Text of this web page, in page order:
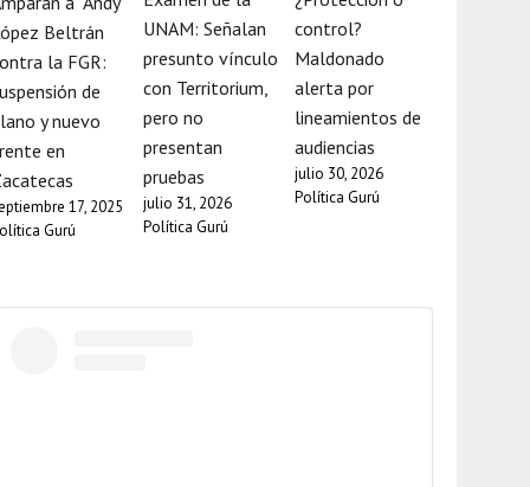
Beltrán
la FGR:
de
y nuevo
en
17, 2025
Gurú
UNAM: Señalan
presunto vínculo
con Territorium,
pero no
presentan
pruebas
julio 31, 2026
Política Gurú
control?
Maldonado
alerta por
lineamientos de
audiencias
julio 30, 2026
Política Gurú